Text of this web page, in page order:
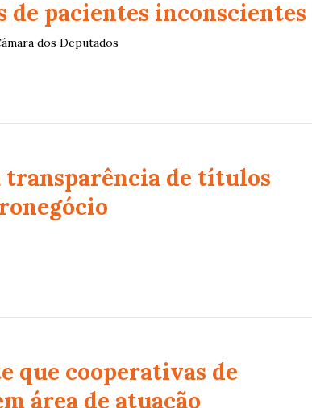
pacientes inconscientes
dos Deputados
de títulos
que cooperativas de
área de atuação